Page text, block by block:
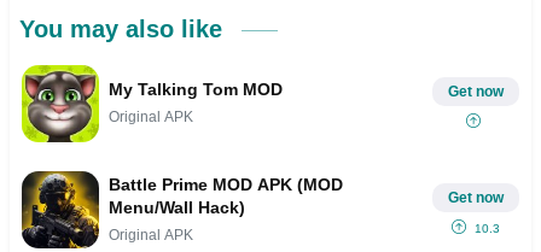
You may also like
My Talking Tom MOD
Original APK
Get now
Battle Prime MOD APK (MOD
Menu/Wall Hack)
Original APK
Get now
10.3